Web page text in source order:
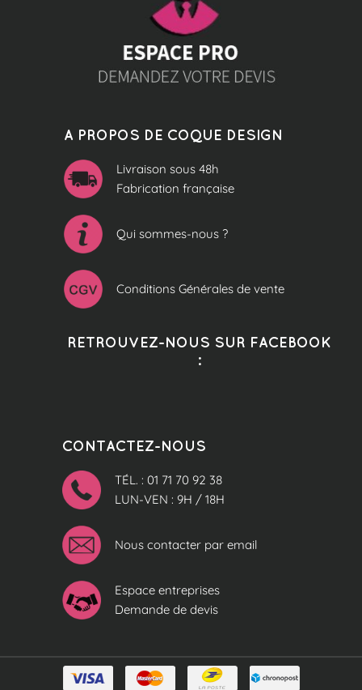
A PROPOS DE COQUE DESIGN
Livraison sous 48h
Fabrication française
Qui sommes-nous ?
Conditions Générales de vente
RETROUVEZ-NOUS SUR FACEBOOK
:
CONTACTEZ-NOUS
TÉL. : 01 71 70 92 38
LUN-VEN : 9H / 18H
Nous contacter par email
Espace entreprises
Demande de devis